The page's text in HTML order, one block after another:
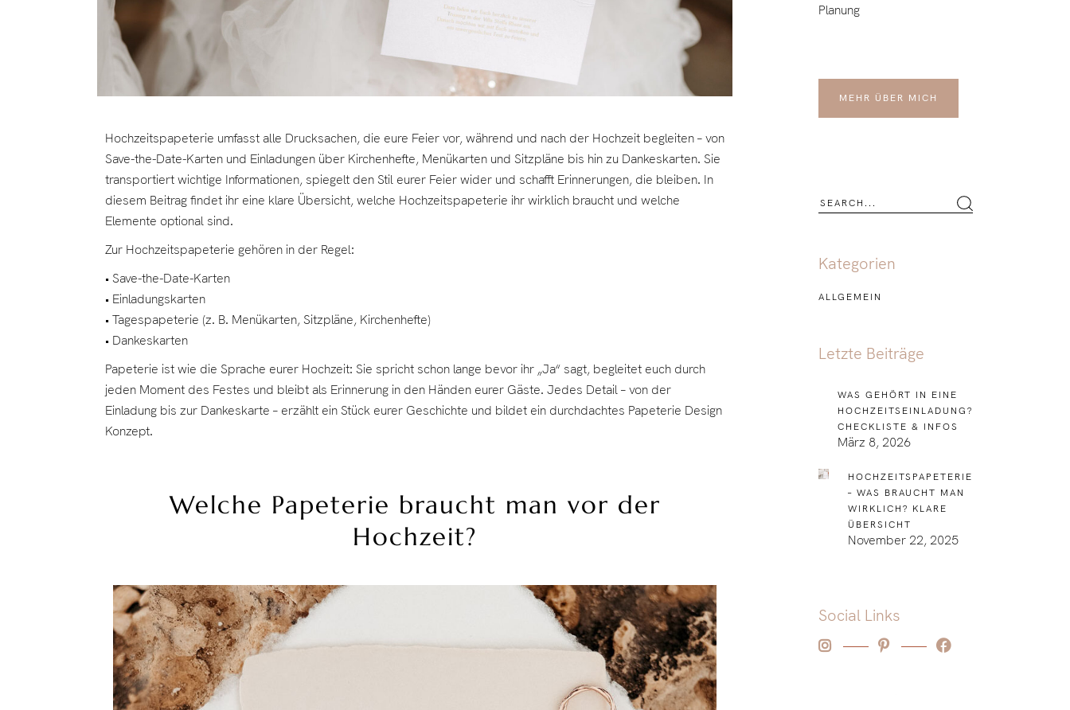
Hochzeitspapeterie umfasst alle Drucksachen, die eure Feier vor, während und nach der Hochzeit begleiten – von
Save-the-Date-Karten und Einladungen über Kirchenhefte, Menükarten und Sitzpläne bis hin zu Dankeskarten. Sie
transportiert wichtige Informationen, spiegelt den Stil eurer Feier wider und schafft Erinnerungen, die bleiben. In
diesem Beitrag findet ihr eine klare Übersicht, welche Hochzeitspapeterie ihr wirklich braucht und welche
Elemente optional sind.
Zur Hochzeitspapeterie gehören in der Regel:
• Save-the-Date-Karten
• Einladungskarten
• Tagespapeterie (z. B. Menükarten, Sitzpläne, Kirchenhefte)
• Dankeskarten
Papeterie ist wie die Sprache eurer Hochzeit: Sie spricht schon lange bevor ihr „Ja“ sagt, begleitet euch durch
jeden Moment des Festes und bleibt als Erinnerung in den Händen eurer Gäste. Jedes Detail – von der
Einladung bis zur Dankeskarte – erzählt ein Stück eurer Geschichte und bildet ein durchdachtes Papeterie Design
Konzept.
Welche Papeterie braucht man vor der
Hochzeit?
Planung
MEHR ÜBER MICH
Kategorien
ALLGEMEIN
Letzte Beiträge
WAS GEHÖRT IN EINE
HOCHZEITSEINLADUNG?
CHECKLISTE & INFOS
März 8, 2026
HOCHZEITSPAPETERIE
– WAS BRAUCHT MAN
WIRKLICH? KLARE
ÜBERSICHT
November 22, 2025
Social Links